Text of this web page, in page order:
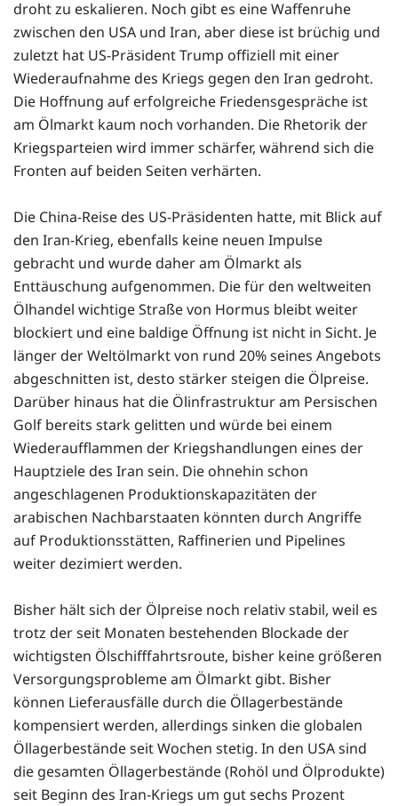
droht zu eskalieren. Noch gibt es eine Waffenruhe
zwischen den USA und Iran, aber diese ist brüchig und
zuletzt hat US-Präsident Trump offiziell mit einer
Wiederaufnahme des Kriegs gegen den Iran gedroht.
Die Hoffnung auf erfolgreiche Friedensgespräche ist
am Ölmarkt kaum noch vorhanden. Die Rhetorik der
Kriegsparteien wird immer schärfer, während sich die
Fronten auf beiden Seiten verhärten.
Die China-Reise des US-Präsidenten hatte, mit Blick auf
den Iran-Krieg, ebenfalls keine neuen Impulse
gebracht und wurde daher am Ölmarkt als
Enttäuschung aufgenommen. Die für den weltweiten
Ölhandel wichtige Straße von Hormus bleibt weiter
blockiert und eine baldige Öffnung ist nicht in Sicht. Je
länger der Weltölmarkt von rund 20% seines Angebots
abgeschnitten ist, desto stärker steigen die Ölpreise.
Darüber hinaus hat die Ölinfrastruktur am Persischen
Golf bereits stark gelitten und würde bei einem
Wiederaufflammen der Kriegshandlungen eines der
Hauptziele des Iran sein. Die ohnehin schon
angeschlagenen Produktionskapazitäten der
arabischen Nachbarstaaten könnten durch Angriffe
auf Produktionsstätten, Raffinerien und Pipelines
weiter dezimiert werden.
Bisher hält sich der Ölpreise noch relativ stabil, weil es
trotz der seit Monaten bestehenden Blockade der
wichtigsten Ölschifffahrtsroute, bisher keine größeren
Versorgungsprobleme am Ölmarkt gibt. Bisher
können Lieferausfälle durch die Öllagerbestände
kompensiert werden, allerdings sinken die globalen
Öllagerbestände seit Wochen stetig. In den USA sind
die gesamten Öllagerbestände (Rohöl und Ölprodukte)
seit Beginn des Iran-Kriegs um gut sechs Prozent